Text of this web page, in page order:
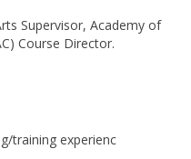
Supervisor, Academy of
Course Director.
training experienc